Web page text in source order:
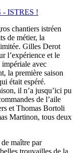
ISTRES !
chantiers istréen
de métier, la
Gilles Derot
l’expérience et le
impériale avec
la première saison
était espéré.
il n’a jusqu’ici pu
de l’aile
et Thomas Bortoli
Martinon, tous deux
maître par
trouvailles de la